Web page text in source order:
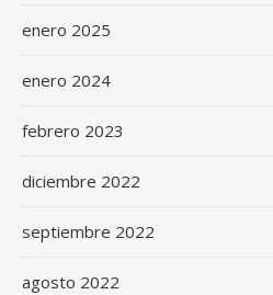
enero 2025
enero 2024
febrero 2023
diciembre 2022
septiembre 2022
agosto 2022